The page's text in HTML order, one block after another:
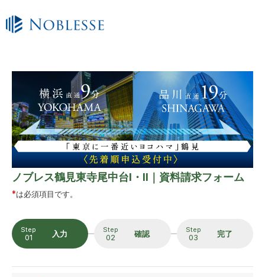
ノブレス鶴見東寺尾中台I・II｜資料請求フォーム
*は必須項目です。
Step
01 入力 Step
02 確認 Step
03 完了